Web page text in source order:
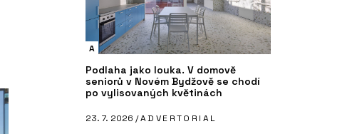
A
Podlaha jako louka. V domově
seniorů v Novém Bydžově se chodí
po vylisovaných květinách
23. 7. 2026 /ADVERTORIAL